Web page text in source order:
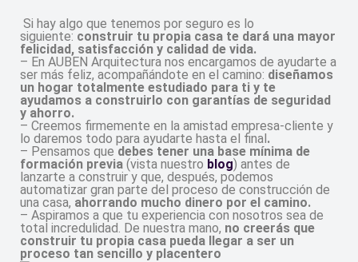
Si hay algo que tenemos por seguro es lo
siguiente: construir tu propia casa te dará una mayor
felicidad, satisfacción y calidad de vida.
– En AUBEN Arquitectura nos encargamos de ayudarte a
ser más feliz, acompañándote en el camino: diseñamos
un hogar totalmente estudiado para ti y te
ayudamos a construirlo con garantías de seguridad
y ahorro.
– Creemos firmemente en la amistad empresa-cliente y
lo daremos todo para ayudarte hasta el final.
– Pensamos que debes tener una base mínima de
formación previa (vista nuestro blog) antes de
lanzarte a construir y que, después, podemos
automatizar gran parte del proceso de construcción de
una casa, ahorrando mucho dinero por el camino.
– Aspiramos a que tu experiencia con nosotros sea de
total incredulidad. De nuestra mano, no creerás que
construir tu propia casa pueda llegar a ser un
proceso tan sencillo y placentero